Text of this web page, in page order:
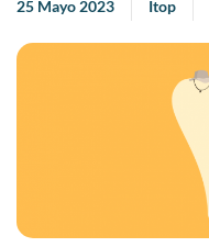
25 Mayo 2023 Itop